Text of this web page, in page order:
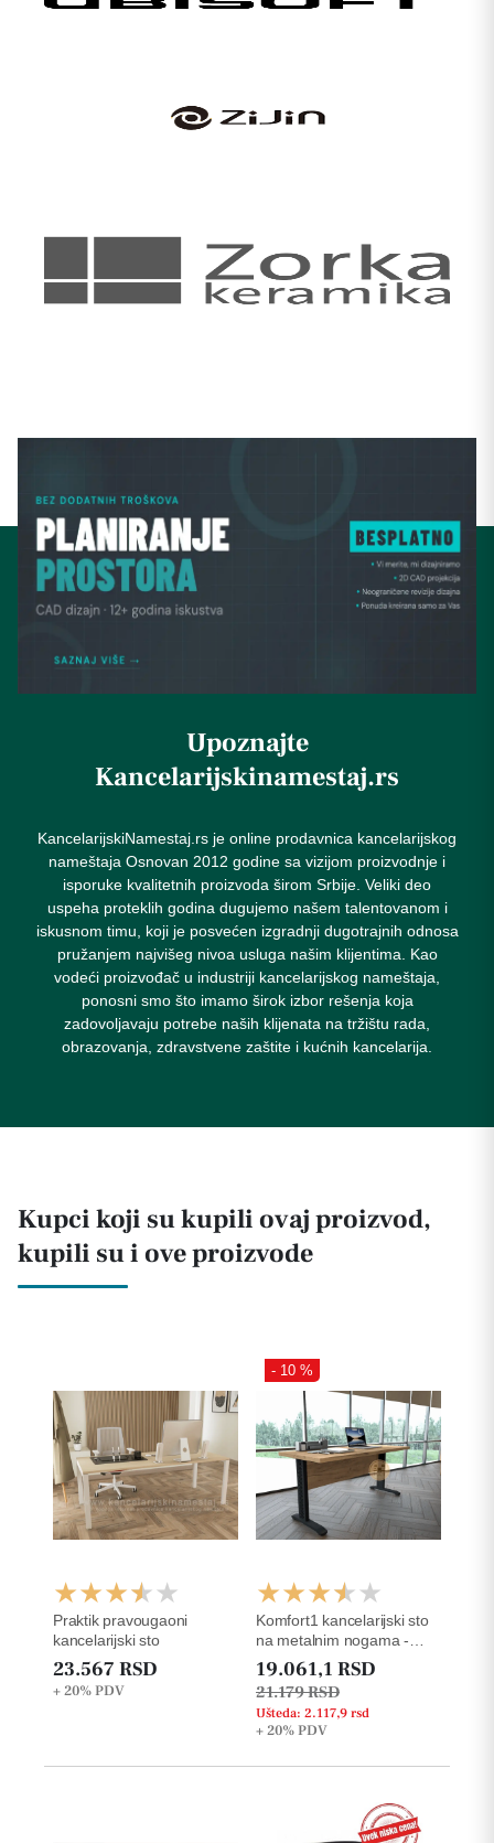
Upoznajte
Kancelarijskinamestaj.rs
KancelarijskiNamestaj.rs je online prodavnica kancelarijskog
nameštaja Osnovan 2012 godine sa vizijom proizvodnje i
isporuke kvalitetnih proizvoda širom Srbije. Veliki deo
uspeha proteklih godina dugujemo našem talentovanom i
iskusnom timu, koji je posvećen izgradnji dugotrajnih odnosa
pružanjem najvišeg nivoa usluga našim klijentima. Kao
vodeći proizvođač u industriji kancelarijskog nameštaja,
ponosni smo što imamo širok izbor rešenja koja
zadovoljavaju potrebe naših klijenata na tržištu rada,
obrazovanja, zdravstvene zaštite i kućnih kancelarija.
Kupci koji su kupili ovaj proizvod,
kupili su i ove proizvode
Praktik pravougaoni
kancelarijski sto
23.567 RSD
+ 20%PDV
Komfort1 kancelarijski sto
na metalnim nogama -
36mm
- 10 %
19.061,1 RSD
21.179 RSD
Ušteda: 2.117,9 rsd
+ 20%PDV